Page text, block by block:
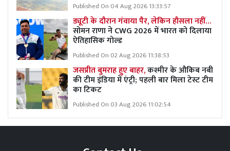
Published On 04 Aug 2026 13:33:57
ड्यूटी के दौरान गंवाया पैर, लेकिन हौसला नहीं…
सोमन राणा ने CWG 2026 में भारत को दिलाया
ऐतिहासिक गोल्ड
Published On 02 Aug 2026 11:38:53
जसप्रीत बुमराह हुए बाहर,कश्मीर के औकिब नबी
की टीम इंडिया में एंट्री; पहली बार मिला टेस्ट टीम
का टिकट
Published On 03 Aug 2026 11:02:54